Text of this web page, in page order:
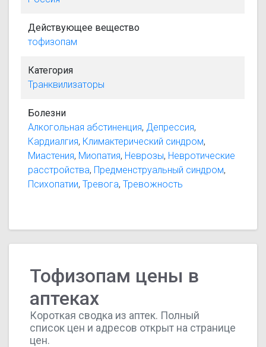
Действующее вещество
тофизопам
Категория
Транквилизаторы
Болезни
Алкогольная абстиненция, Депрессия,
Кардиалгия, Климактерический синдром,
Миастения, Миопатия, Неврозы, Невротические
расстройства, Предменструальный синдром,
Психопатии,Тревога,Тревожность
Тофизопам цены в
аптеках
Короткая сводка из аптек. Полный
список цен и адресов открыт на странице
цен.